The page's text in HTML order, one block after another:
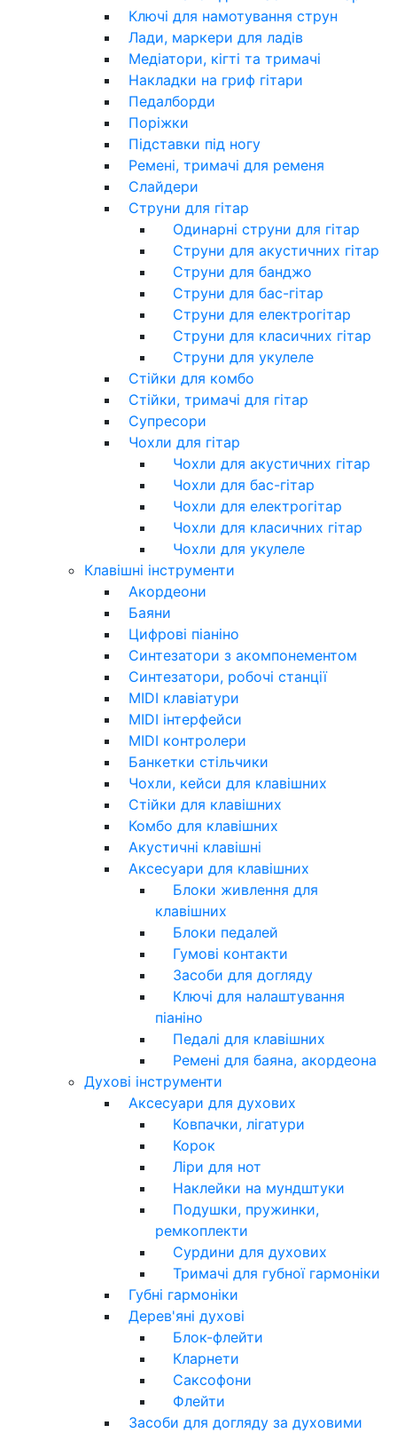
Ключі для намотування струн
Лади, маркери для ладів
Медіатори, кігті та тримачі
Накладки на гриф гітари
Педалборди
Поріжки
Підставки під ногу
Ремені, тримачі для ременя
Слайдери
Струни для гітар
Одинарні струни для гітар
Струни для акустичних гітар
Струни для банджо
Струни для бас-гітар
Струни для електрогітар
Струни для класичних гітар
Струни для укулеле
Стійки для комбо
Стійки, тримачі для гітар
Супресори
Чохли для гітар
Чохли для акустичних гітар
Чохли для бас-гітар
Чохли для електрогітар
Чохли для класичних гітар
Чохли для укулеле
Клавішні інструменти
Акордеони
Баяни
Цифрові піаніно
Синтезатори з акомпонементом
Синтезатори, робочі станції
MIDI клавіатури
MIDI інтерфейси
MIDI контролери
Банкетки стільчики
Чохли, кейси для клавішних
Стійки для клавішних
Комбо для клавішних
Акустичні клавішні
Аксесуари для клавішних
Блоки живлення для
клавішних
Блоки педалей
Гумові контакти
Засоби для догляду
Ключі для налаштування
піаніно
Педалі для клавішних
Ремені для баяна, акордеона
Духові інструменти
Аксесуари для духових
Ковпачки, лігатури
Корок
Ліри для нот
Наклейки на мундштуки
Подушки, пружинки,
ремкоплекти
Сурдини для духових
Тримачі для губної гармоніки
Губні гармоніки
Дерев'яні духові
Блок-флейти
Кларнети
Саксофони
Флейти
Засоби для догляду за духовими